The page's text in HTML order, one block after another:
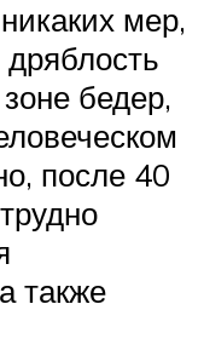
мер,
бедер,
после 40
также